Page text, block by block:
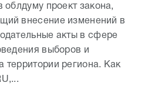
облдуму проект закона,
внесение изменений в
акты в сфере
выборов и
территории региона. Как